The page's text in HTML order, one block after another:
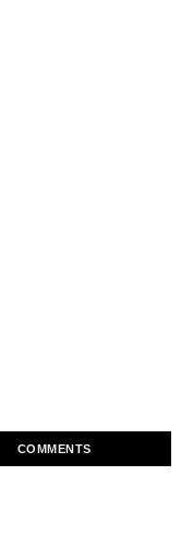
COMMENTS